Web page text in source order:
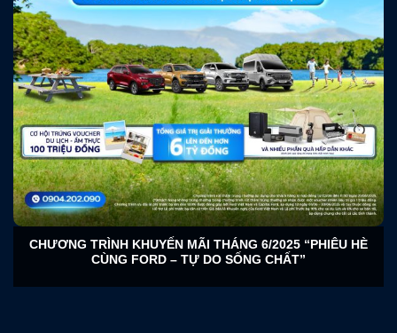
CHƯƠNG TRÌNH KHUYẾN MÃI THÁNG 6/2025 “PHIÊU HÈ
CÙNG FORD – TỰ DO SỐNG CHẤT”